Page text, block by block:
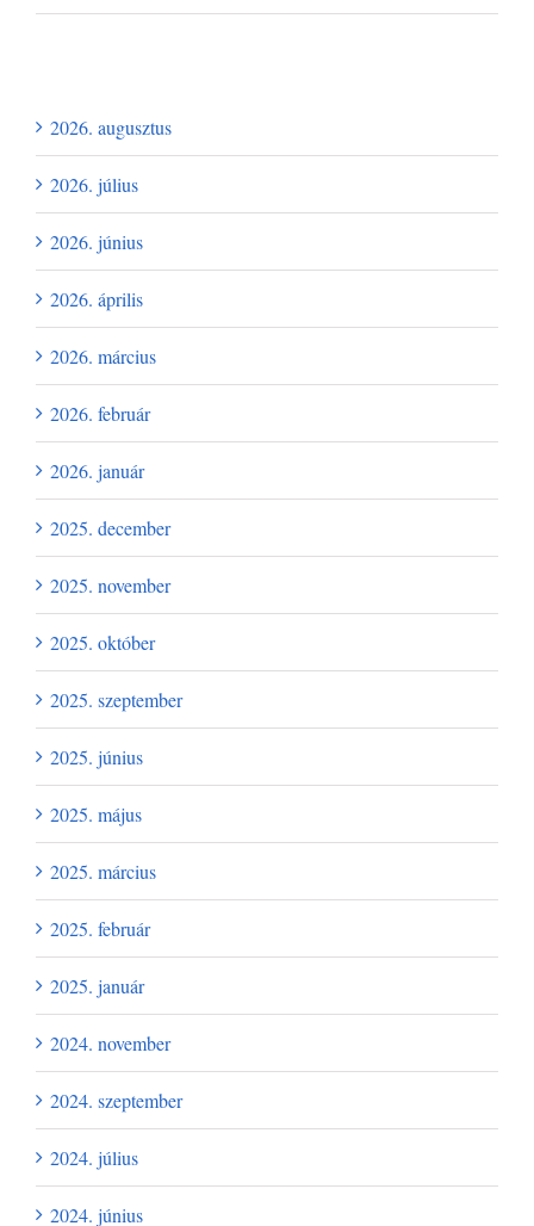
2026. augusztus
2026. július
2026. június
2026. április
2026. március
2026. február
2026. január
2025. december
2025. november
2025. október
2025. szeptember
2025. június
2025. május
2025. március
2025. február
2025. január
2024. november
2024. szeptember
2024. július
2024. június